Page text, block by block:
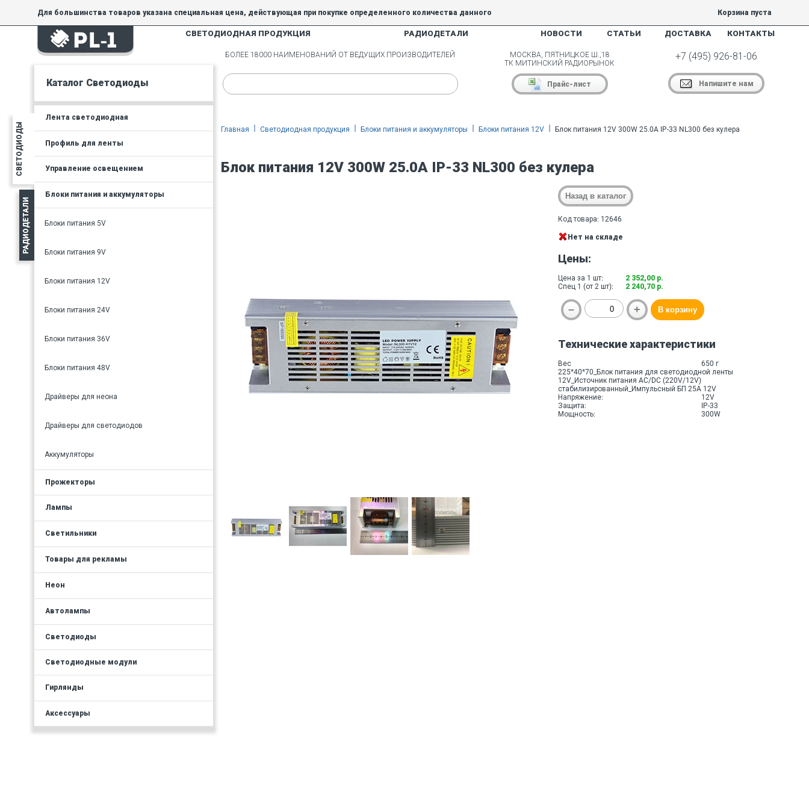
Для большинства товаров указана специальная цена, действующая при покупке определенного количества данного
товара.
На товары, купленные по специальной цене, общие скидки 5% и 10% не действуют.
Корзина пуста
СВЕТОДИОДНАЯ ПРОДУКЦИЯ РАДИОДЕТАЛИ НОВОСТИ СТАТЬИ ДОСТАВКА КОНТАКТЫ
СВЕТОДИОДЫ
РАДИОДЕТАЛИ
Каталог Светодиоды
Лента светодиодная
Профиль для ленты
Управление освещением
Блоки питания и аккумуляторы
Блоки питания 5V
Блоки питания 9V
Блоки питания 12V
Блоки питания 24V
Блоки питания 36V
Блоки питания 48V
Драйверы для неона
Драйверы для светодиодов
Аккумуляторы
Прожекторы
Лампы
Светильники
Товары для рекламы
Неон
Автолампы
Светодиоды
Светодиодные модули
Гирлянды
Аксессуары
БОЛЕЕ 18000 НАИМЕНОВАНИЙ ОТ ВЕДУЩИХ ПРОИЗВОДИТЕЛЕЙ
МОСКВА, ПЯТНИЦКОЕ Ш.,18
ТК МИТИНСКИЙ РАДИОРЫНОК
Прайс-лист
+7 (495) 926-81-06
Напишите нам
Главная Светодиодная продукция Блоки питания и аккумуляторы Блоки питания 12V Блок питания 12V 300W 25.0A IP-33 NL300 без кулера
Блок питания 12V 300W 25.0A IP-33 NL300 без кулера
Код товара: 12646
Нет на складе
Цены:
Цена за 1 шт:
2 352,00 р.
Спец 1 (от 2 шт):
2 240,70 р.
Технические характеристики
Вес
650 г
225*40*70_Блок питания для светодиодной ленты
12V_Источник питания AC/DC (220V/12V)
стабилизированный_Импульсный БП 25A 12V
Напряжение:
12V
Защита:
IP-33
Мощность:
300W